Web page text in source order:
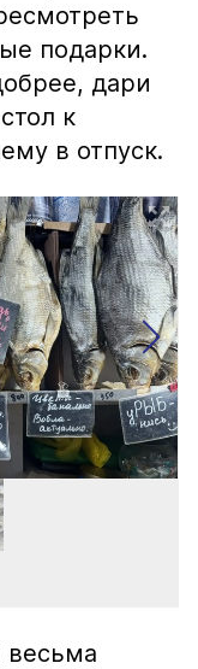
подарки.
дари
к
в отпуск.
весьма